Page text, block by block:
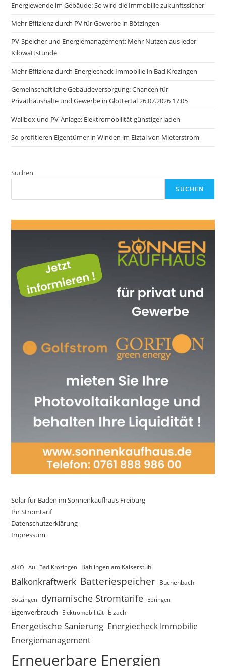
Energiewende im Gebäude: So wird die Immobilie zukunftssicher
Mehr Effizienz durch PV für Gewerbe in Bötzingen
PV-Speicher und Energiemanagement: Mehr Nutzen aus jeder
Kilowattstunde
Mehr Effizienz durch Energiecheck Immobilie in Bad Krozingen
Gemeinschaftliche Gebäudeversorgung: Chancen für
Privathaushalte und Gewerbe in Glottertal 26.07.2026 17:05
Wallbox und PV-Anlage: Elektromobilität günstiger laden
So profitieren Eigentümer in Winden im Elztal von Mieterstrom
Suchen
SUCHEN
Solar für Baden im Sonnenkaufhaus Freiburg
Ihr Stromtarif
Datenschutzerklärung
Impressum
AIKO Au Bad Krozingen Bahlingen am Kaiserstuhl
Balkonkraftwerk Batteriespeicher Buchenbach
Bötzingen dynamische Stromtarife Ebringen
Eigenverbrauch Elektromobilität Elzach
Energetische Sanierung Energiecheck Immobilie
Energiemanagement
Erneuerbare Energien